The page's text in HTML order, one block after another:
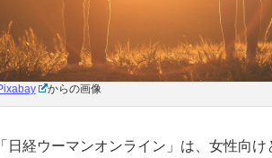
からの画像
経ウーマンオンライン」は、女性向け